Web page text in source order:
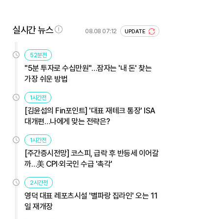
실시간 뉴스 08.08 07:12 UPDATE
52분전
"5분 투자로 수십만원"…잠자는 '내 돈' 찾는
가장 쉬운 방법
1시간전
[김윤섭의 Fin포인트] '대표 재테크 통장' ISA
대개편…나에게 맞는 전략은?
1시간전
[주간증시전망] 코스피, 급락 후 반등세 이어갈
까…美 CPI·외국인 수급 '촉각'
2시간전
영덕 대표 레포츠시설 '별파랑 집라인' 오는 11
일 재개장